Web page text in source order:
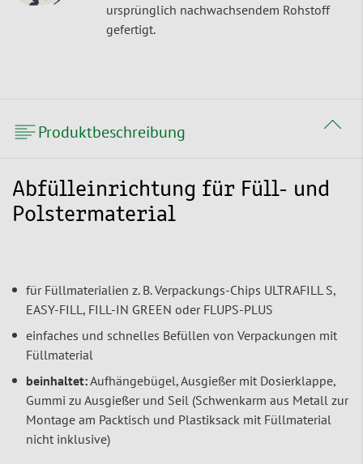
ursprünglich nachwachsendem Rohstoff
gefertigt.
Produktbeschreibung
Abfülleinrichtung für Füll- und
Polstermaterial
für Füllmaterialien z. B. Verpackungs-Chips ULTRAFILL S,
EASY-FILL, FILL-IN GREEN oder FLUPS-PLUS
einfaches und schnelles Befüllen von Verpackungen mit
Füllmaterial
beinhaltet:Aufhängebügel, Ausgießer mit Dosierklappe,
Gummi zu Ausgießer und Seil (Schwenkarm aus Metall zur
Montage am Packtisch und Plastiksack mit Füllmaterial
nicht inklusive)